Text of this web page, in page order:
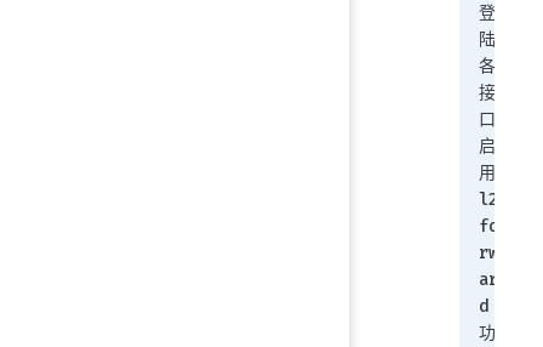
登
陆
各
接
口
启
用
l2
fo
rw
ar
d
功